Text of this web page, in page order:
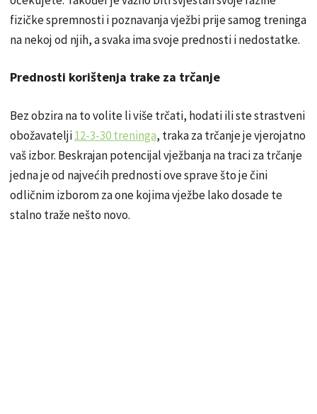
fizičke spremnosti i poznavanja vježbi prije samog treninga
na nekoj od njih, a svaka ima svoje prednosti i nedostatke.
Prednosti korištenja trake za trčanje
Bez obzira na to volite li više trčati, hodati ili ste strastveni
obožavatelji12-3-30 treninga, traka za trčanje je vjerojatno
vaš izbor. Beskrajan potencijal vježbanja na traci za trčanje
jedna je od najvećih prednosti ove sprave što je čini
odličnim izborom za one kojima vježbe lako dosade te
stalno traže nešto novo.